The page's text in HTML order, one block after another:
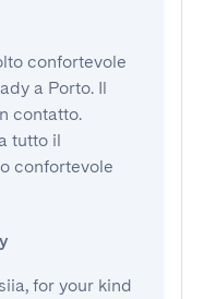
confortevole
a Porto. Il
contatto.
tutto il
confortevole
for your kind